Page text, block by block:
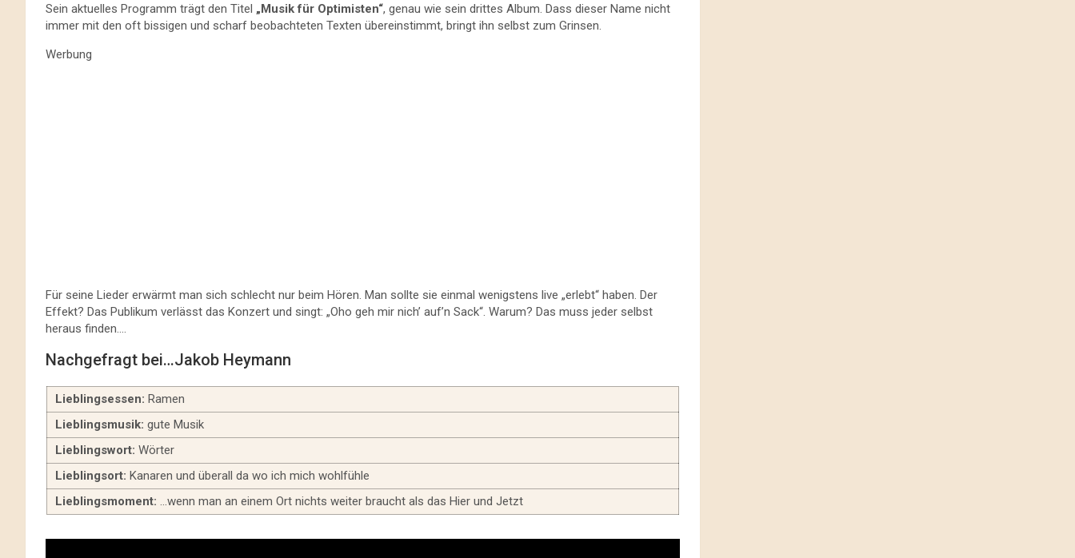
Sein aktuelles Programm trägt den Titel „Musik für Optimisten“, genau wie sein drittes Album. Dass dieser Name nicht
immer mit den oft bissigen und scharf beobachteten Texten übereinstimmt, bringt ihn selbst zum Grinsen.
Werbung
Für seine Lieder erwärmt man sich schlecht nur beim Hören. Man sollte sie einmal wenigstens live „erlebt“ haben. Der
Effekt? Das Publikum verlässt das Konzert und singt: „Oho geh mir nich’ auf’n Sack“. Warum? Das muss jeder selbst
heraus finden….
Nachgefragt bei…Jakob Heymann
Lieblingsessen: Ramen
Lieblingsmusik: gute Musik
Lieblingswort: Wörter
Lieblingsort: Kanaren und überall da wo ich mich wohlfühle
Lieblingsmoment: …wenn man an einem Ort nichts weiter braucht als das Hier und Jetzt